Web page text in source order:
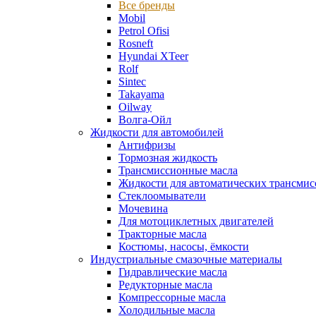
Все бренды
Mobil
Petrol Ofisi
Rosneft
Hyundai XTeer
Rolf
Sintec
Takayama
Oilway
Волга-Ойл
Жидкости для автомобилей
Антифризы
Тормозная жидкость
Трансмиссионные масла
Жидкости для автоматических
Стеклоомыватели
Мочевина
Для мотоциклетных двигателей
Тракторные масла
Костюмы, насосы, ёмкости
Индустриальные смазочные материалы
Гидравлические масла
Редукторные масла
Компрессорные масла
Холодильные масла